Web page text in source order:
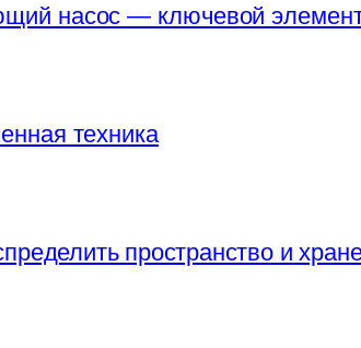
насос — ключевой
техника
пространство и